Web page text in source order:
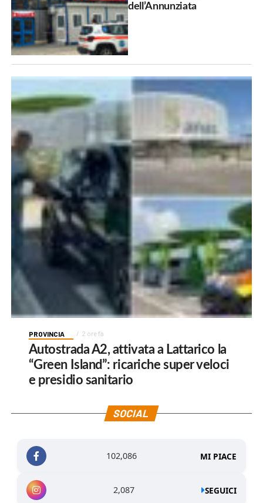
dell’Annunziata
PROVINCIA 2 ore fa
Autostrada A2, attivata a Lattarico la
“Green Island”: ricariche super veloci
e presidio sanitario
SOCIAL
102,086 MI PIACE
2,087 SEGUICI